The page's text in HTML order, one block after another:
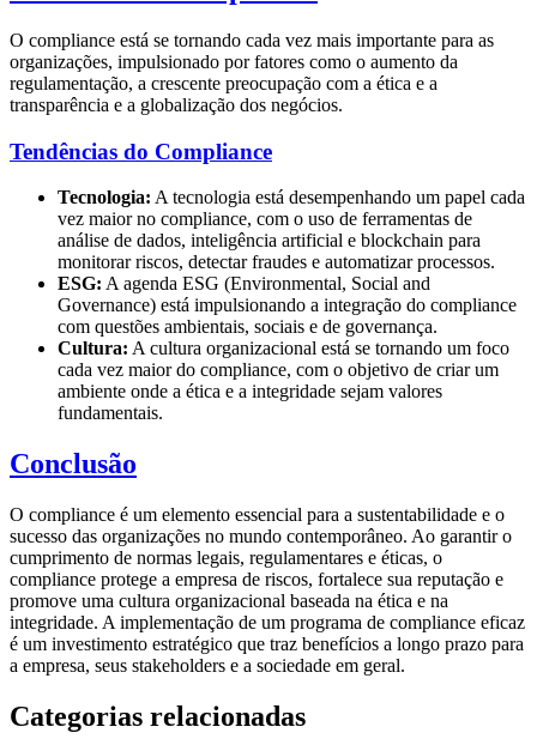
O compliance está se tornando cada vez mais importante para as
organizações, impulsionado por fatores como o aumento da
regulamentação, a crescente preocupação com a ética e a
transparência e a globalização dos negócios.
Tendências do Compliance
Tecnologia: A tecnologia está desempenhando um papel cada
vez maior no compliance, com o uso de ferramentas de
análise de dados, inteligência artificial e blockchain para
monitorar riscos, detectar fraudes e automatizar processos.
ESG: A agenda ESG (Environmental, Social and
Governance) está impulsionando a integração do compliance
com questões ambientais, sociais e de governança.
Cultura: A cultura organizacional está se tornando um foco
cada vez maior do compliance, com o objetivo de criar um
ambiente onde a ética e a integridade sejam valores
fundamentais.
Conclusão
O compliance é um elemento essencial para a sustentabilidade e o
sucesso das organizações no mundo contemporâneo. Ao garantir o
cumprimento de normas legais, regulamentares e éticas, o
compliance protege a empresa de riscos, fortalece sua reputação e
promove uma cultura organizacional baseada na ética e na
integridade. A implementação de um programa de compliance eficaz
é um investimento estratégico que traz benefícios a longo prazo para
a empresa, seus stakeholders e a sociedade em geral.
Categorias relacionadas